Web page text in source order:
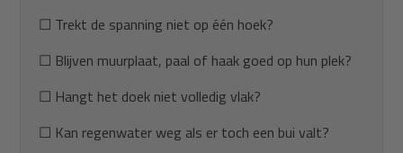
☐ Trekt de spanning niet op één hoek?
☐ Blijven muurplaat, paal of haak goed op hun plek?
☐ Hangt het doek niet volledig vlak?
☐ Kan regenwater weg als er toch een bui valt?